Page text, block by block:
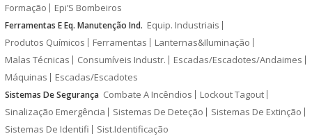
Formação
Epi’S Bombeiros
Ferramentas E Eq. Manutenção Ind. Equip. Industriais
Produtos Químicos
Ferramentas
Lanternas&Iluminação
Malas Técnicas
Consumíveis Industr.
Escadas/Escadotes/Andaimes
Máquinas
Escadas/Escadotes
Sistemas De Segurança Combate A Incêndios
Lockout Tagout
Sinalização Emergência
Sistemas De Deteção
Sistemas De Extinção
Sistemas De Identifi
Sist.Identificação